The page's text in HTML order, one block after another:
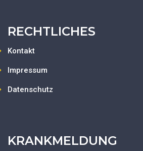
RECHTLICHES
Kontakt
Impressum
Datenschutz
KRANKMELDUNG